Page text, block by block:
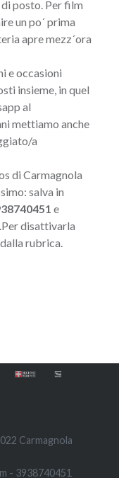
di posto. Per film
un po´ prima
apre mezz´ora
e occasioni
insieme, in quel
al
mettiamo anche
a
di Carmagnola
salva in
e
disattivarla
rubrica.
Carmagnola
- 3938740451